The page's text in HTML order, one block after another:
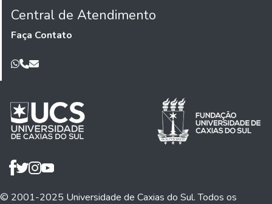
Central de Atendimento
Faça Contato
© 2001-2025 Universidade de Caxias do Sul. Todos os